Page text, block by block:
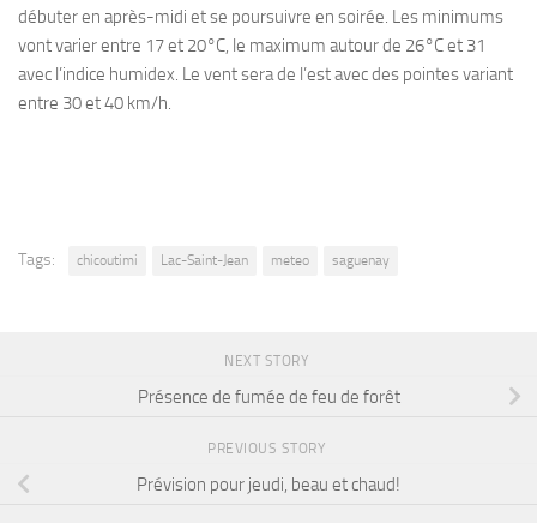
débuter en après-midi et se poursuivre en soirée. Les minimums
vont varier entre 17 et 20°C, le maximum autour de 26°C et 31
avec l’indice humidex. Le vent sera de l’est avec des pointes variant
entre 30 et 40 km/h.
Tags: chicoutimi Lac-Saint-Jean meteo saguenay
NEXT STORY
Présence de fumée de feu de forêt
PREVIOUS STORY
Prévision pour jeudi, beau et chaud!